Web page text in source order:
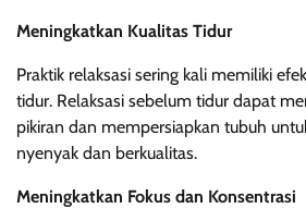
Meningkatkan Kualitas Tidur
Praktik relaksasi sering kali memiliki
tidur. Relaksasi sebelum tidur dapat
pikiran dan mempersiapkan tubuh
nyenyak dan berkualitas.
Meningkatkan Fokus dan Konsentrasi